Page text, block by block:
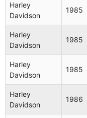
Harley
Harley
Harley
Harley
Harley
Davidson
1985
Harley
Davidson
1985
Harley
Davidson
1985
Harley
Davidson
1986